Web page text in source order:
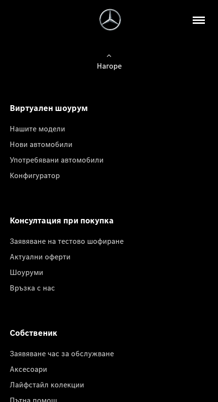
Нагоре
Виртуален шоурум
Нашите модели
Нови автомобили
Употребявани автомобили
Конфигуратор
Консултация при покупка
Заявяване на тестово шофиране
Актуални оферти
Шоуруми
Връзка с нас
Собственик
Заявяване час за обслужване
Аксесоари
Лайфстайл колекции
Пътна помощ